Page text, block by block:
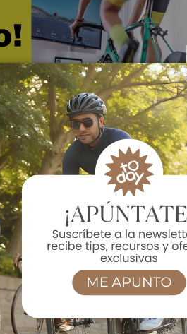
con este manillar de fibra
resistente, ligero y
extensión de 80mm, este
440MM cc), este manillar es
fibra de carbono es una